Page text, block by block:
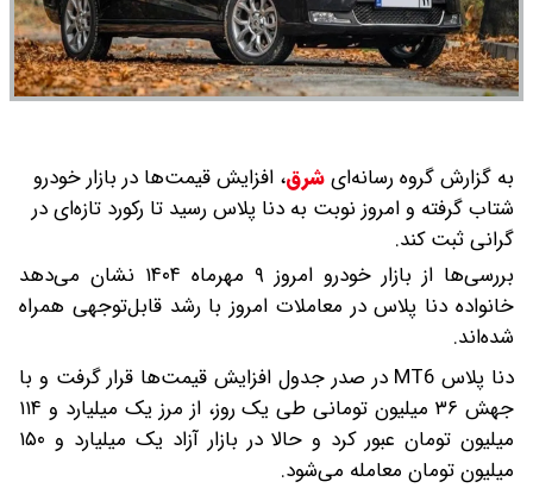
به گزارش گروه رسانه‌ایشرق، افزایش قیمت‌ها در بازار خودرو
شتاب گرفته و امروز نوبت به دنا پلاس رسید تا رکورد تازه‌ای در
گرانی ثبت کند.
بررسی‌ها از بازار خودرو امروز ۹ مهرماه ۱۴۰۴ نشان می‌دهد
خانواده دنا پلاس در معاملات امروز با رشد قابل‌توجهی همراه
شده‌اند.
دنا پلاس MT6 در صدر جدول افزایش قیمت‌ها قرار گرفت و با
جهش ۳۶ میلیون تومانی طی یک روز، از مرز یک میلیارد و ۱۱۴
میلیون تومان عبور کرد و حالا در بازار آزاد یک میلیارد و ۱۵۰
میلیون تومان معامله می‌شود.